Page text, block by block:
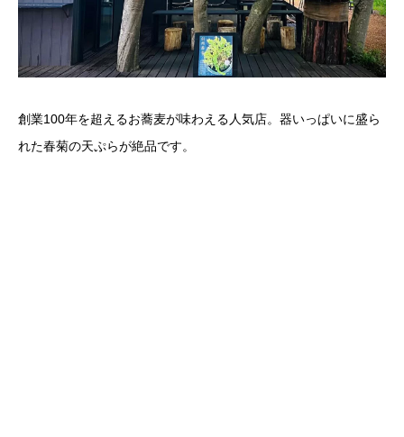
創業100年を超えるお蕎麦が味わえる人気店。器いっぱいに盛ら
れた春菊の天ぷらが絶品です。